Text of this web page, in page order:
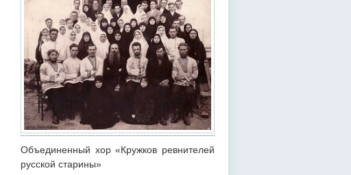
Объединенный хор «Кружков ревнителей
русской старины»